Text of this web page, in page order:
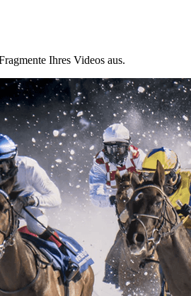
Ihres Videos aus.